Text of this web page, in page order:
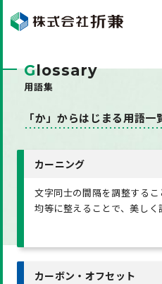
Glossary
用語集
「か」からはじまる用語一
カーニング
文字同士の間隔を調整する
均等に整えることで、美しく
カーボン・オフセット